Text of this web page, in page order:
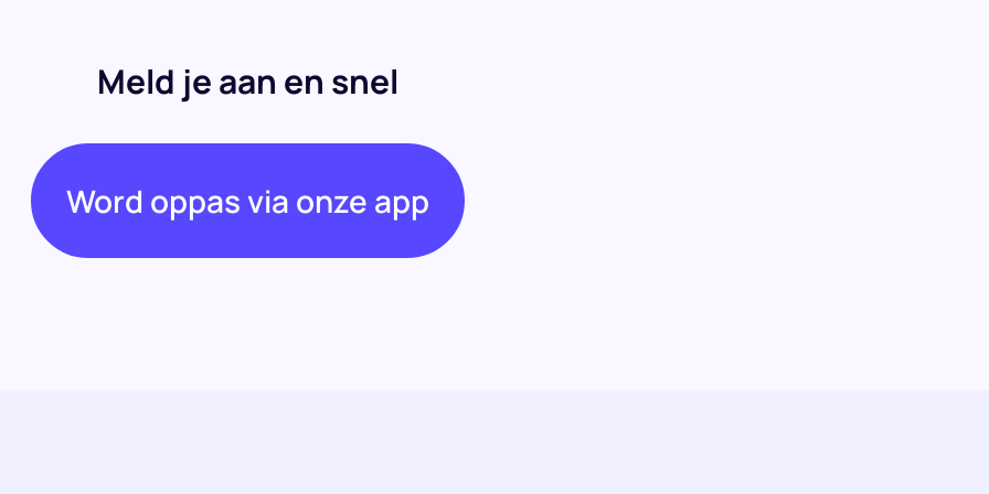
Meld je aan en snel
Word oppas via onze app